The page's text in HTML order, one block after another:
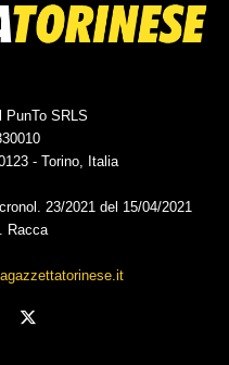
SRLS
- Torino, Italia
23/2021 del 15/04/2021
Racca